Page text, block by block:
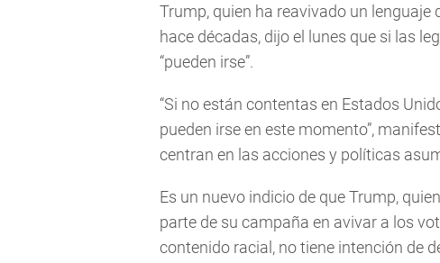
Trump, quien ha reavivado un lenguaje
hace décadas, dijo el lunes que si las
“pueden irse”.
“Si no están contentas en Estados
pueden irse en este momento”,
centran en las acciones y políticas
Es un nuevo indicio de que Trump,
parte de su campaña en avivar a los
contenido racial, no tiene intención de